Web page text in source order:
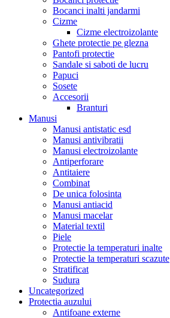
Bocanci inalti jandarmi
Cizme
Cizme electroizolante
Ghete protectie pe glezna
Pantofi protectie
Sandale si saboti de lucru
Papuci
Sosete
Accesorii
Branturi
Manusi
Manusi antistatic esd
Manusi antivibratii
Manusi electroizolante
Antiperforare
Antitaiere
Combinat
De unica folosinta
Manusi antiacid
Manusi macelar
Material textil
Piele
Protectie la temperaturi inalte
Protectie la temperaturi scazute
Stratificat
Sudura
Uncategorized
Protectia auzului
Antifoane externe